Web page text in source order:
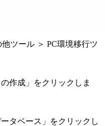
ツール ＞ PC環境移行ツ
作成」をクリックしま
タベース」をクリックし